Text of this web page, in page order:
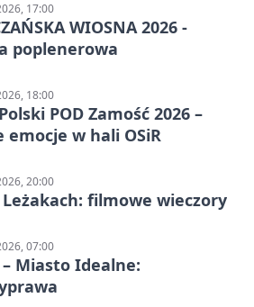
17:00
WIOSNA 2026 -
poplenerowa
18:00
POD Zamość 2026 –
emocje w hali OSiR
20:00
filmowe wieczory
07:00
Miasto Idealne: